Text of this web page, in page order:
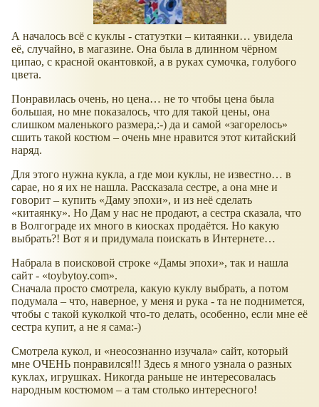
А началось всё с куклы - статуэтки – китаянки… увидела
её, случайно, в магазине. Она была в длинном чёрном
ципао, с красной окантовкой, а в руках сумочка, голубого
цвета.
Понравилась очень, но цена… не то чтобы цена была
большая, но мне показалось, что для такой цены, она
слишком маленького размера,:-) да и самой
загорелось
сшить такой костюм – очень мне нравится этот китайский
наряд.
Для этого нужна кукла, а где мои куклы, не известно… в
сарае, но я их не нашла. Рассказала сестре, а она мне и
говорит – купить
Даму эпохи , и из неё сделать
китаянку . Но Дам у нас не продают, а сестра сказала, что
в Волгограде их много в киосках продаётся. Но какую
выбрать?! Вот я и придумала поискать в Интернете…
Набрала в поисковой строке
Дамы эпохи , так и нашла
сайт -
toybytoy.com .
Сначала просто смотрела, какую куклу выбрать, а потом
подумала – что, наверное, у меня и рука - та не поднимется,
чтобы с такой куколкой что-то делать, особенно, если мне её
сестра купит, а не я сама:-)
Смотрела кукол, и
неосознанно изучала
сайт, который
мне ОЧЕНЬ понравился!!! Здесь я много узнала о разных
куклах, игрушках. Никогда раньше не интересовалась
народным костюмом – а там столько интересного!